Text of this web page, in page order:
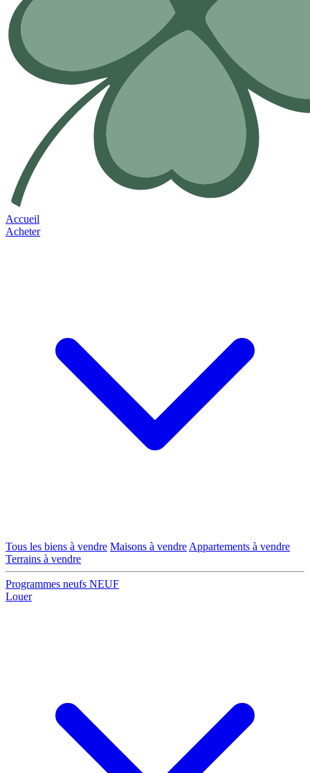
Accueil
Acheter
Tous les biens à vendre Maisons à vendre Appartements à vendre
Terrains à vendre
Programmes neufs NEUF
Louer